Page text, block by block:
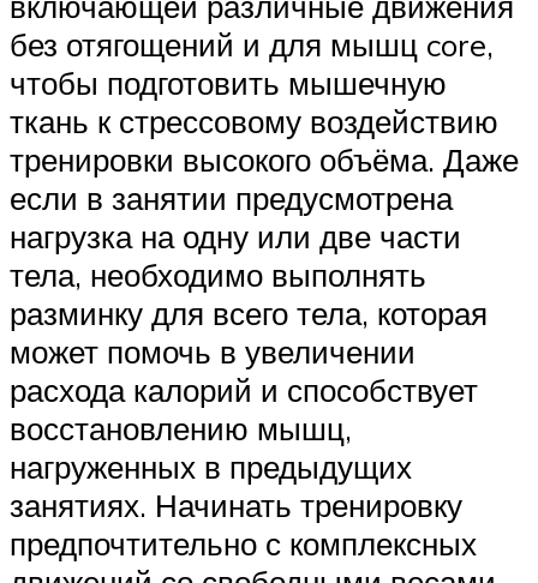
без отягощений и для мышц core,
чтобы подготовить мышечную
ткань к стрессовому воздействию
тренировки высокого объёма. Даже
если в занятии предусмотрена
нагрузка на одну или две части
тела, необходимо выполнять
разминку для всего тела, которая
может помочь в увеличении
расхода калорий и способствует
восстановлению мышц,
нагруженных в предыдущих
занятиях. Начинать тренировку
предпочтительно с комплексных